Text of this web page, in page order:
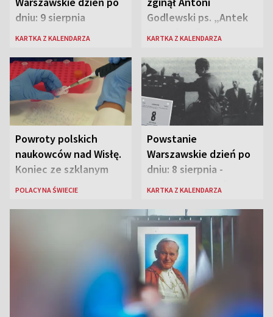
dniu: 9 sierpnia
KARTKA Z KALENDARZA
Godlewski ps. „Antek
Rozpylacz”
KARTKA Z KALENDARZA
Powroty polskich
naukowców nad Wisłę.
Koniec ze szklanym
sufitem
POLACY NA ŚWIECIE
Powstanie
Warszawskie dzień po
dniu: 8 sierpnia -
rozbrzmiewa radio
„Antka Rozpylacza”
KARTKA Z KALENDARZA